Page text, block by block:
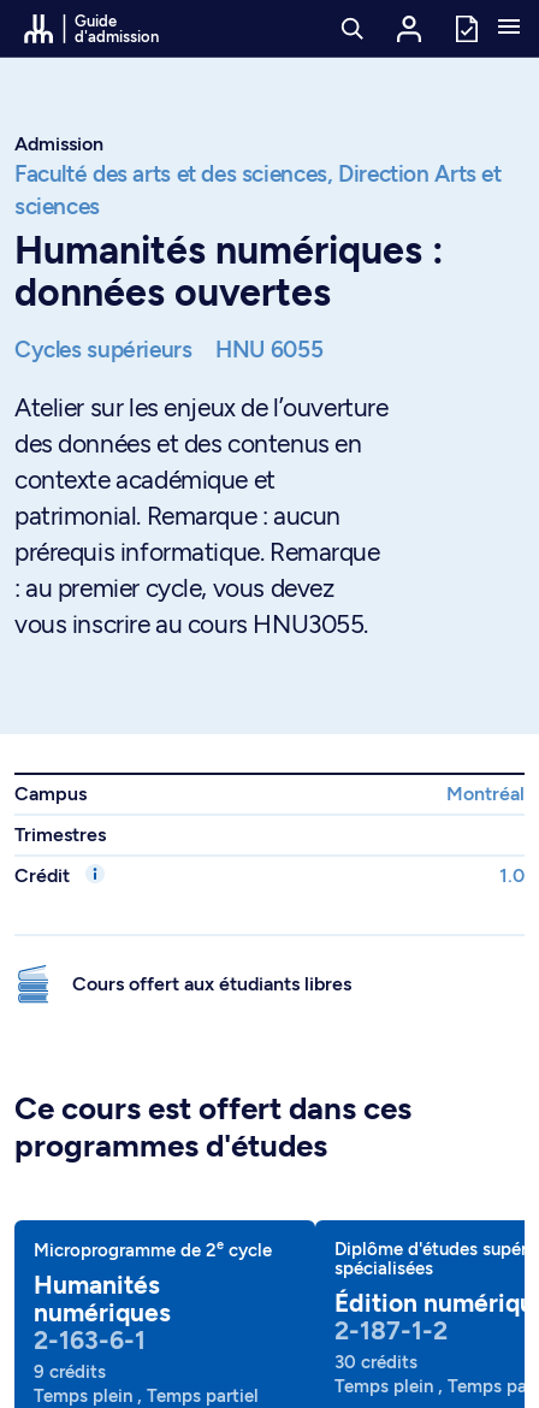
Passer au contenu
Guide
d'admission
Admission
Faculté des arts et des sciences, Direction Arts et
sciences
Humanités numériques :
données ouvertes
Cycles supérieurs HNU 6055
Atelier sur les enjeux de l’ouverture
des données et des contenus en
contexte académique et
patrimonial. Remarque : aucun
prérequis informatique. Remarque
: au premier cycle, vous devez
vous inscrire au cours HNU3055.
Campus
Montréal
Trimestres
Crédit
1.0
Cours offert aux étudiants libres
Ce cours est offert dans ces
programmes d'études
Microprogramme de 2e cycle
Humanités
numériques
2-163-6-1
9 crédits
Temps plein , Temps partiel
Diplôme d'études
spécialisées
Édition
2-187-1-2
30 crédits
Temps plein , Temps